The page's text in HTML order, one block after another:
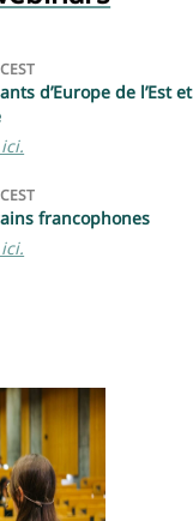
d’Europe de l’Est et
francophones